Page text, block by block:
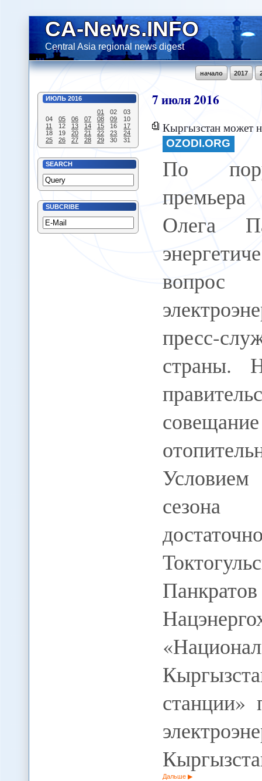
CA-News.INFO
Central Asia regional news digest
2017
начало
ИЮЛЬ 2016
01
02
03
04
05 06 07 08 09
10
11
12 13 14 15 16
17
18
19 20 21 22 23
24
25
26 27 28 29 30 31
SEARCH
SUBCRIBE
7июля2016
Кыргызстан может начать
OZODI.ORG
По
Олега
вопрос
пресс-
страны.
сезона
станции»
Дальше